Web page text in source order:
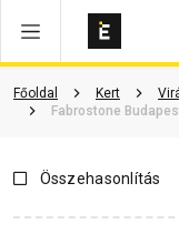
Főoldal Kert
Fabrostone
Összehasonlítás